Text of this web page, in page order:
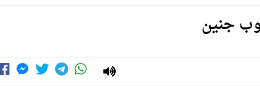
جنين